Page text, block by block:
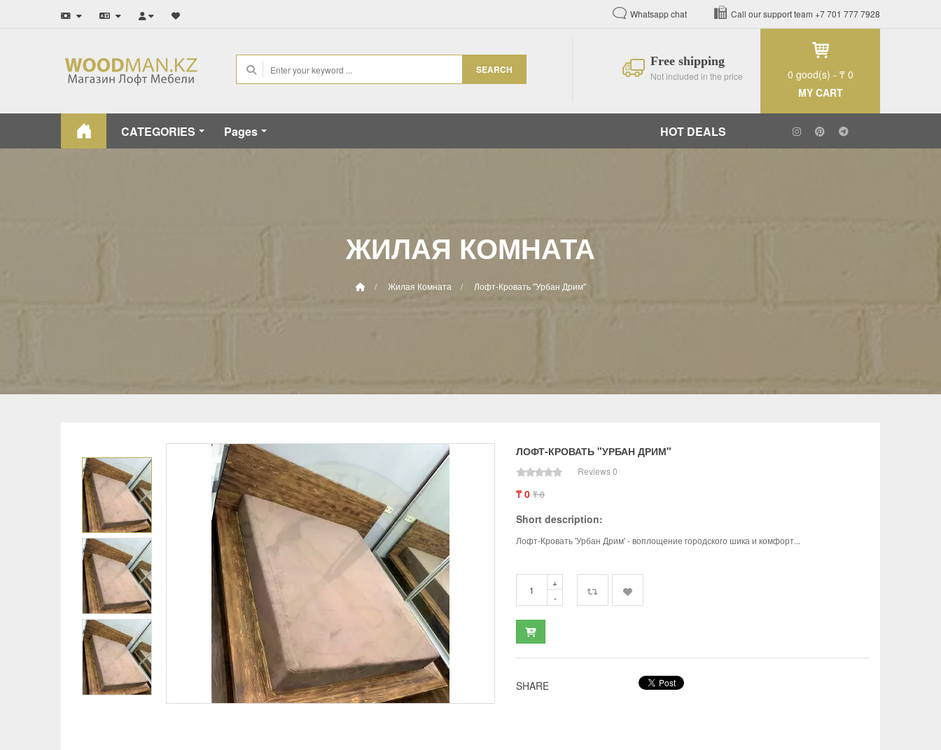
Whatsapp chat Call our support team +7 701 777 7928
SEARCH
Free shipping
Not included in the price 0 good(s) - ₸ 0
MY CART
CATEGORIES Pages HOT DEALS
ЖИЛАЯ КОМНАТА
Жилая Комната Лофт-Кровать "Урбан Дрим"
ЛОФТ-КРОВАТЬ "УРБАН ДРИМ"
Reviews 0
₸ 0₸ 0
Short description:
Лофт-Кровать 'Урбан Дрим' - воплощение городского шика и комфорт...
+
-
SHARE